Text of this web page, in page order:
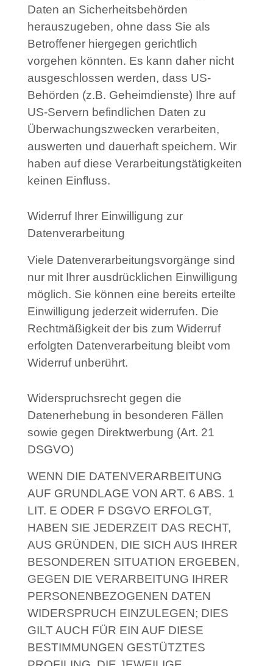
Daten an Sicherheitsbehörden
herauszugeben, ohne dass Sie als
Betroffener hiergegen gerichtlich
vorgehen könnten. Es kann daher nicht
ausgeschlossen werden, dass US-
Behörden (z.B. Geheimdienste) Ihre auf
US-Servern befindlichen Daten zu
Überwachungszwecken verarbeiten,
auswerten und dauerhaft speichern. Wir
haben auf diese Verarbeitungstätigkeiten
keinen Einfluss.
Widerruf Ihrer Einwilligung zur
Datenverarbeitung
Viele Datenverarbeitungsvorgänge sind
nur mit Ihrer ausdrücklichen Einwilligung
möglich. Sie können eine bereits erteilte
Einwilligung jederzeit widerrufen. Die
Rechtmäßigkeit der bis zum Widerruf
erfolgten Datenverarbeitung bleibt vom
Widerruf unberührt.
Widerspruchsrecht gegen die
Datenerhebung in besonderen Fällen
sowie gegen Direktwerbung (Art. 21
DSGVO)
WENN DIE DATENVERARBEITUNG
AUF GRUNDLAGE VON ART. 6 ABS. 1
LIT. E ODER F DSGVO ERFOLGT,
HABEN SIE JEDERZEIT DAS RECHT,
AUS GRÜNDEN, DIE SICH AUS IHRER
BESONDEREN SITUATION ERGEBEN,
GEGEN DIE VERARBEITUNG IHRER
PERSONENBEZOGENEN DATEN
WIDERSPRUCH EINZULEGEN; DIES
GILT AUCH FÜR EIN AUF DIESE
BESTIMMUNGEN GESTÜTZTES